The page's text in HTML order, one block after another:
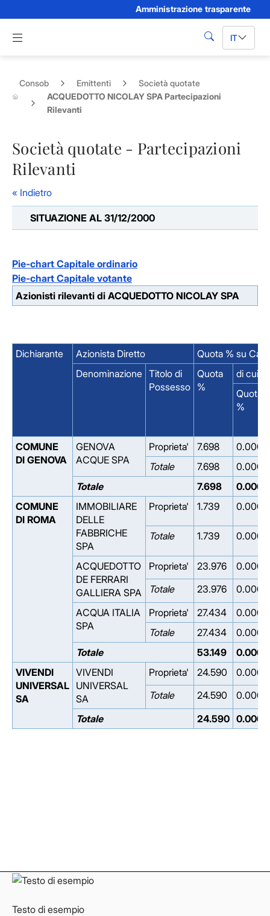
Amministrazione trasparente
Apri menu di navigazione
cerca IT
Consob Emittenti
Società quotate
ACQUEDOTTO NICOLAY SPA Partecipazioni
Rilevanti
Società quotate - Partecipazioni
Rilevanti
« Indietro
SITUAZIONE AL 31/12/2000
Pie-chart Capitale ordinario
Pie-chart Capitale votante
Azionisti rilevanti di ACQUEDOTTO NICOLAY SPA
Dichiarante Azionista Diretto
Quota % su
Denominazione Titolo di
Possesso
Quota
%
di cui
Quota
%
COMUNE
DI GENOVA
GENOVA
ACQUE SPA
Proprieta' 7.698
0.000
Totale
7.698
0.000
Totale
7.698
0.000
COMUNE
DI ROMA
IMMOBILIARE
DELLE
FABBRICHE
SPA
Proprieta' 1.739 0.000
Totale 1.739 0.000
ACQUEDOTTO
DE FERRARI
GALLIERA SPA
Proprieta' 23.976
0.000
Totale
23.976
0.000
ACQUA ITALIA
SPA
Proprieta' 27.434
0.000
Totale
27.434
0.000
Totale
53.149
0.000
VIVENDI
UNIVERSAL
SA
VIVENDI
UNIVERSAL
SA
Proprieta' 24.590
0.000
Totale
24.590
0.000
Totale
24.590 0.000
Testo di esempio